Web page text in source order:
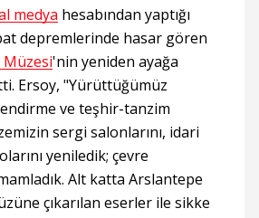
medya hesabından yaptığı
depremlerinde hasar gören
'nin yeniden ayağa
Ersoy, "Yürüttüğümüz
ve teşhir-tanzim
sergi salonlarını, idari
yeniledik; çevre
Alt katta Arslantepe
çıkarılan eserler ile sikke